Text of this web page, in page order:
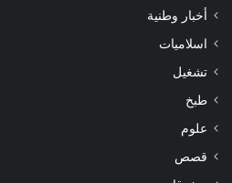
أخبار وطنية
اسلاميات
تشغيل
طبخ
علوم
قصص